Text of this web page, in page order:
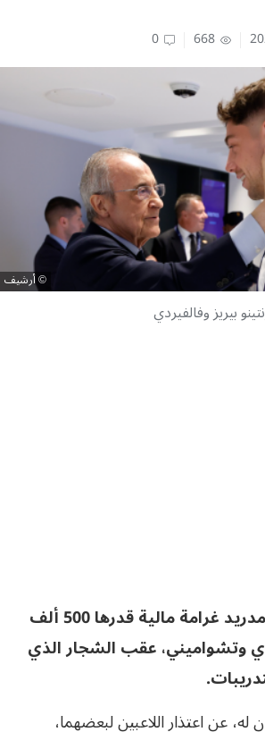
668
0
أرشيف
بيريز وفالفيردي
فرض نادي ريال مدريد غرامة مالية قدرها 500 ألف
وتشواميني، عقب الشجار الذي
له، عن اعتذار اللاعبين لبعضهما،